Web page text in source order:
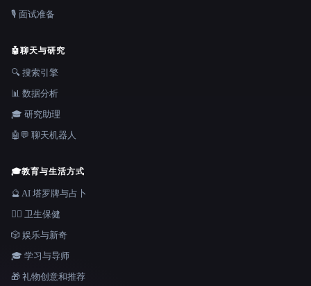
🎙️ 面试准备
🤖聊天与研究
🔍 搜索引擎
📊 数据分析
🎓 研究助理
🤖💬 聊天机器人
🎓教育与生活方式
🔮 AI 塔罗牌与占卜
👩‍⚕️ 卫生保健
🎲 娱乐与新奇
🎓 学习与导师
🎁 礼物创意和推荐